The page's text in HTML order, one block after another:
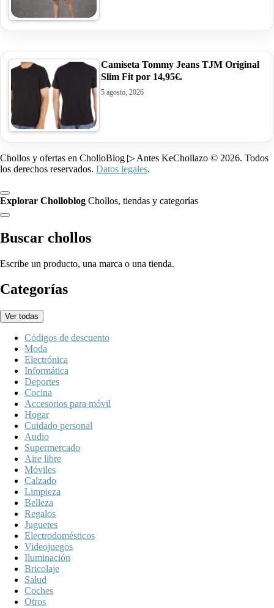
Camiseta Tommy Jeans TJM Original
Slim Fit por 14,95€.
5 agosto, 2026
Chollos y ofertas en CholloBlog ▷ Antes KeChollazo © 2026. Todos
los derechos reservados. Datos legales.
Explorar Cholloblog Chollos, tiendas y categorías
Buscar chollos
Escribe un producto, una marca o una tienda.
Categorías
Ver todas
Códigos de descuento
Moda
Electrónica
Informática
Deportes
Cocina
Accesorios para móvil
Hogar
Cuidado personal
Audio
Supermercado
Aire libre
Móviles
Calzado
Limpieza
Belleza
Regalos
Juguetes
Electrodomésticos
Videojuegos
Iluminación
Bricolaje
Salud
Coches
Otros